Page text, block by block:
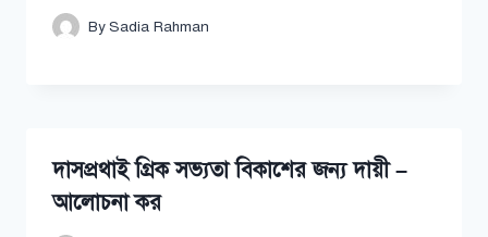
BySadia Rahman
দাসপ্রথাই গ্রিক সভ্যতা বিকাশের জন্য দায়ী –
আলোচনা কর